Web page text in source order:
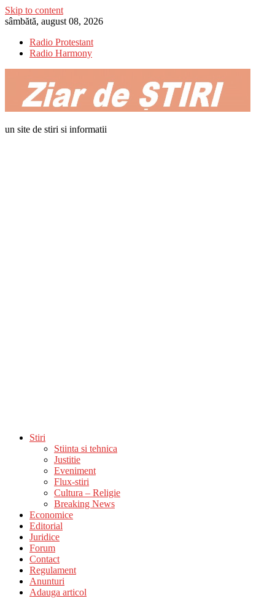
Skip to content
sâmbătă, august 08, 2026
Radio Protestant
Radio Harmony
un site de stiri si informatii
Stiri
Stiinta si tehnica
Justitie
Eveniment
Flux-stiri
Cultura – Religie
Breaking News
Economice
Editorial
Juridice
Forum
Contact
Regulament
Anunturi
Adauga articol